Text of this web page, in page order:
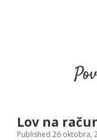
Lov na
Published 26 oktobra,